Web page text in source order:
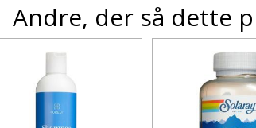
Andre, der så dette